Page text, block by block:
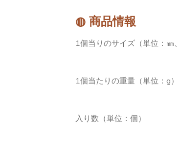
◍ 商品情報
1個当りのサイズ（単位：㎜
1個当たりの重量（単位：g）
入り数（単位：個）